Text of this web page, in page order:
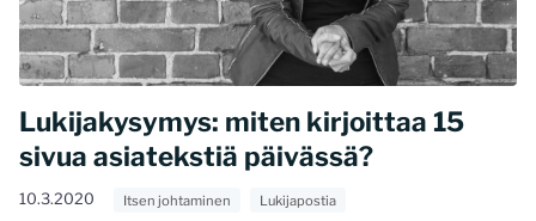
Lukijakysymys: miten kirjoittaa 15
sivua asiatekstiä päivässä?
10.3.2020 Itsen johtaminen Lukijapostia